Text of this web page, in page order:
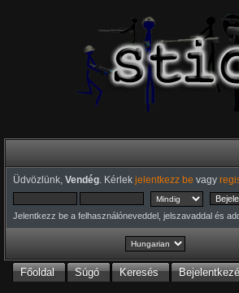
Üdvözlünk, Vendég. Kérlek jelentkezz be vagy
Jelentkezz be a felhasználóneveddel, jelszavaddal és
Főoldal Súgó Keresés